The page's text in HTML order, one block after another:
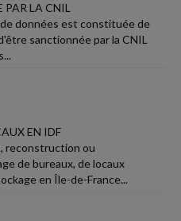
LA CNIL
données est constituée de
sanctionnée par la CNIL
EN IDF
reconstruction ou
de bureaux, de locaux
en Île-de-France...